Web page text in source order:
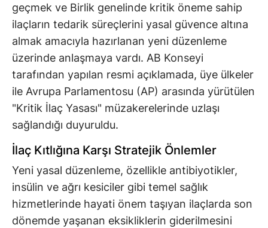
geçmek ve Birlik genelinde kritik öneme sahip
ilaçların tedarik süreçlerini yasal güvence altına
almak amacıyla hazırlanan yeni düzenleme
üzerinde anlaşmaya vardı. AB Konseyi
tarafından yapılan resmi açıklamada, üye ülkeler
ile Avrupa Parlamentosu (AP) arasında yürütülen
"Kritik İlaç Yasası" müzakerelerinde uzlaşı
sağlandığı duyuruldu.
İlaç Kıtlığına Karşı Stratejik Önlemler
Yeni yasal düzenleme, özellikle antibiyotikler,
insülin ve ağrı kesiciler gibi temel sağlık
hizmetlerinde hayati önem taşıyan ilaçlarda son
dönemde yaşanan eksikliklerin giderilmesini